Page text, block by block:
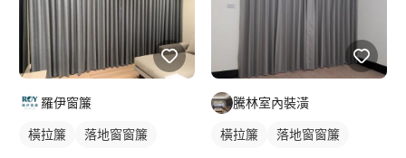
羅伊窗簾
橫拉簾 落地窗窗簾
騰林室內裝潢
橫拉簾 落地窗窗簾